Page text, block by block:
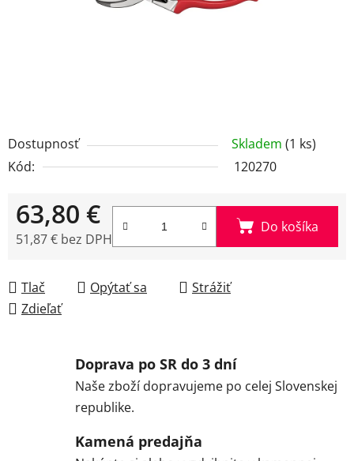
Dostupnosť Skladem (1 ks)
Kód:
120270
63,80 €
51,87 € bez DPH
Do košíka
Tlač Opýtať sa
Strážiť
Zdieľať
Doprava po SR do 3 dní
Naše zboží dopravujeme po celej Slovenskej
republike.
Kamená predajňa